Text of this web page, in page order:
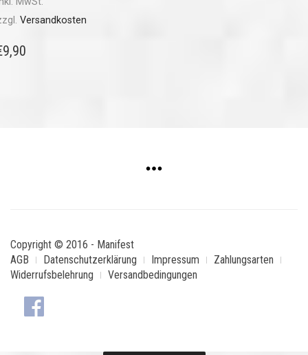
Versandkosten
9,90
Copyright © 2016 - Manifest
AGB
Datenschutzerklärung Impressum
Zahlungsarten
Widerrufsbelehrung
Versandbedingungen